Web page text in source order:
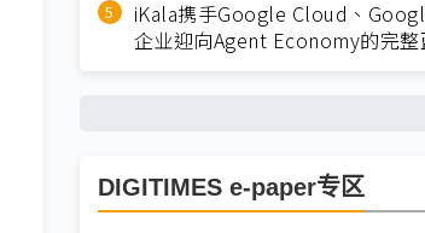
iKala携手Google Cloud、
企业迎向Agent Economy的完整
DIGITIMES e-paper专区